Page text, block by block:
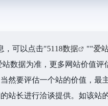
，可以点击"5118数据 ""爱
数据为准，更多网站价值评
然要评估一个站的价值，最
站长进行洽谈提供。如该站